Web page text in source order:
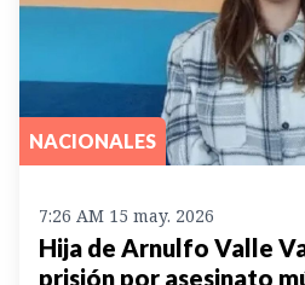
NACIONALES
7:26 AM 15 may. 2026
Hija de Arnulfo Valle
prisión por asesinato